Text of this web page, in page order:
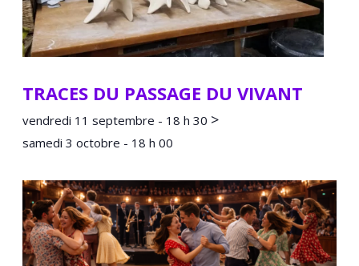
TRACES DU PASSAGE DU VIVANT
vendredi 11 septembre - 18 h 30 >
samedi 3 octobre - 18 h 00